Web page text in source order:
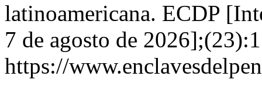
latinoamericana. ECDP
7 de agosto de
https://